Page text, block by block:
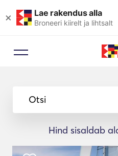
× Lae rakendus alla
Broneeri kiirelt ja lihtsalt
Otsi
Hind sisaldab